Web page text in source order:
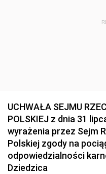
UCHWAŁA SEJMU
POLSKIEJ z dnia 31
wyrażenia przez Sejm
Polskiej zgody na
odpowiedzialności
Dziedzica